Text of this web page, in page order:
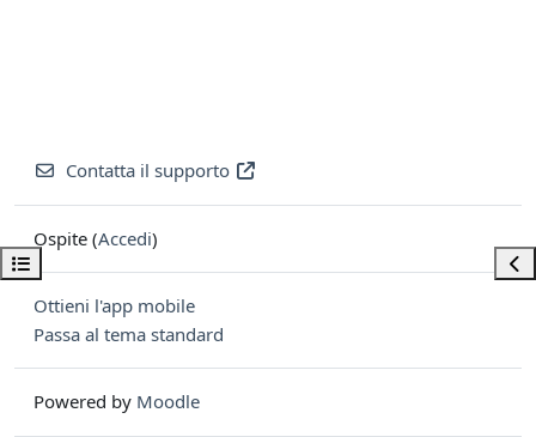
Apri indice del corso
Contatta il supporto
Ospite (Accedi)
Ottieni l'app mobile
Passa al tema standard
Powered by Moodle